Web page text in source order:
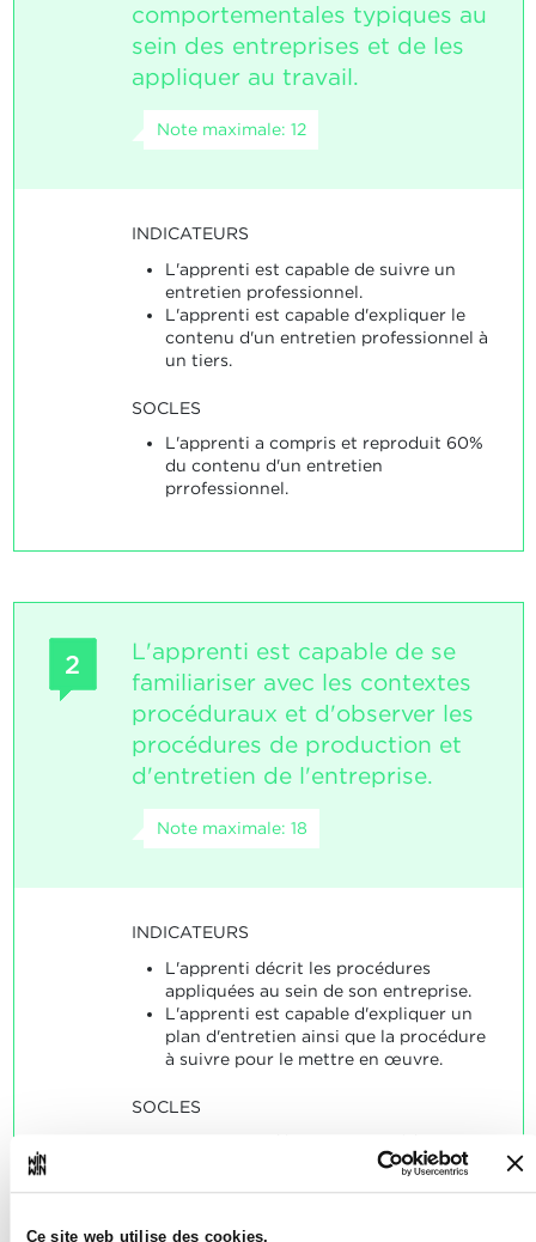
Ce site web utilise des cookies.
comportementales typiques au
sein des entreprises et de les
appliquer au travail.
Note maximale: 12
INDICATEURS
L'apprenti est capable de suivre un
entretien professionnel.
L'apprenti est capable d'expliquer le
contenu d'un entretien professionnel à
un tiers.
SOCLES
L'apprenti a compris et reproduit 60%
du contenu d'un entretien
prrofessionnel.
2
L'apprenti est capable de se
familiariser avec les contextes
procéduraux et d'observer les
procédures de production et
d'entretien de l'entreprise.
Note maximale: 18
INDICATEURS
L'apprenti décrit les procédures
appliquées au sein de son entreprise.
L'apprenti est capable d'expliquer un
plan d'entretien ainsi que la procédure
à suivre pour le mettre en œuvre.
SOCLES
d'une manière correcte à au moins
d'entretien de même que sa mise en